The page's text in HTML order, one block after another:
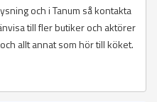
och i Tanum så kontakta
till fler butiker och aktörer
allt annat som hör till köket.